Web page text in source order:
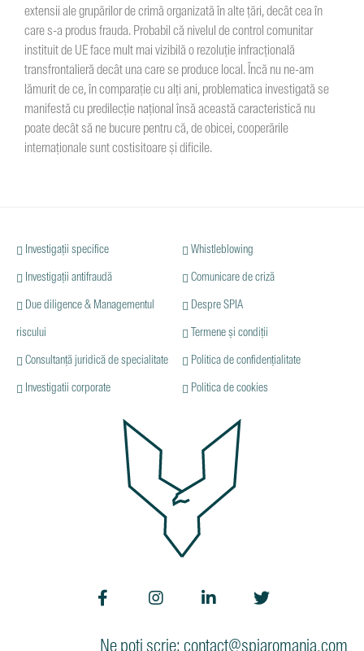
extensii ale grupărilor de crimă organizată în alte țări, decât cea în
care s-a produs frauda. Probabil că nivelul de control comunitar
instituit de UE face mult mai vizibilă o rezoluție infracțională
transfrontalieră decât una care se produce local. Încă nu ne-am
lămurit de ce, în comparație cu alți ani, problematica investigată se
manifestă cu predilecție național însă această caracteristică nu
poate decât să ne bucure pentru că, de obicei, cooperările
internaționale sunt costisitoare și dificile.
Investigații specifice Whistleblowing
Investigații antifraudă Comunicare de criză
Due diligence & Managementul
riscului
Despre SPIA
Termene și condiții
Consultanță juridică de specialitate Politica de confidențialitate
Investigatii corporate Politica de cookies
Ne poti scrie: contact@spiaromania.com